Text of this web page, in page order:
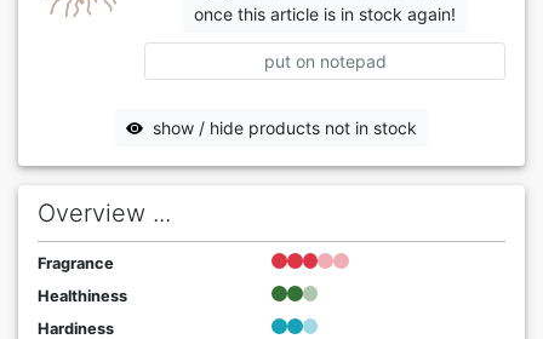
once this article is in stock again!
put on notepad
show / hide products not in stock
Overview ...
Fragrance
Healthiness
Hardiness